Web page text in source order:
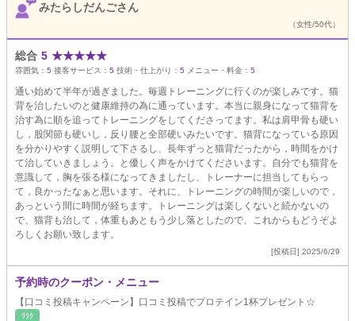
みたらしだんごさん
（女性/50代）
総合 5 ★★★★★
雰囲気： 5 接客サービス： 5 技術・仕上がり： 5 メニュー・料金： 5
通い始めて半年が過ぎました。毎週トレーニングに行くのが楽しみです。猫
背を治したいのと健康維持の為に通っています。本当に親身になって猫背を
治す為に順を追ってトレーニングをしてくださってます。私は肩甲骨も硬い
し，股関節も硬いし，反り腰と全部硬いみたいです。猫背になっている原因
を分かりやすく説明して下さるし、長年ずっと猫背だったから，時間をかけ
て治していきましょう。と優しく声をかけてくださいます。自分でも猫背を
意識して，胸を張る様になってきましたし、トレーナーに担当してもらっ
て，良かったなぁと思います。それに、トレーニングの時間が楽しいので，
あっという間に時間が経ちます。トレーニングは楽しくないと続かないの
で、猫背も治して，体重もあともう少し落としたので、これからもどうぞよ
ろしくお願い致します。
[投稿日] 2025/6/29
予約時のクーポン・メニュー
【口コミ投稿キャンペーン】口コミ投稿でプロテイン1杯プレゼント☆
ﾘﾗｸ